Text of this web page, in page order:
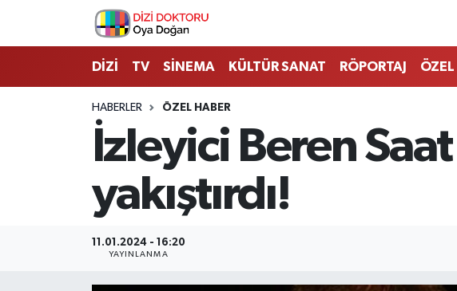
DİZİ TV SİNEMA KÜLTÜR SANAT RÖPORTAJ ÖZEL
HABERLER ÖZEL HABER
İzleyici Beren
yakıştırdı!
11.01.2024 - 16:20
YAYINLANMA
İstanbul Nöbetçi Eczaneler
İstanbul Hava Durumu
İstanbul Namaz Vakitleri
İstanbul Trafik Yoğunluk Haritası